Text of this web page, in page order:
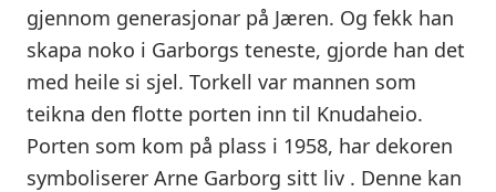
gjennom generasjonar på Jæren. Og fekk han
skapa noko i Garborgs teneste, gjorde han det
med heile si sjel. Torkell var mannen som
teikna den flotte porten inn til Knudaheio.
Porten som kom på plass i 1958, har dekoren
symboliserer Arne Garborg sitt liv . Denne kan